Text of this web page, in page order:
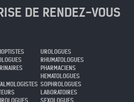
DE RENDEZ-VOUS
UROLOGUES
RHUMATOLOGUES
PHARMACIENS
HEMATOLOGUES
SOPHROLOGUES
LABORATOIRES